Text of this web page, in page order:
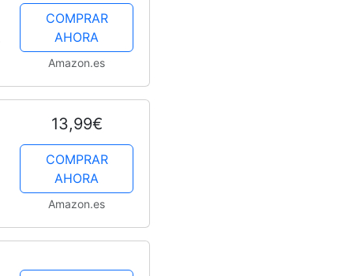
COMPRAR
AHORA
Amazon.es
13,99€
COMPRAR
AHORA
Amazon.es